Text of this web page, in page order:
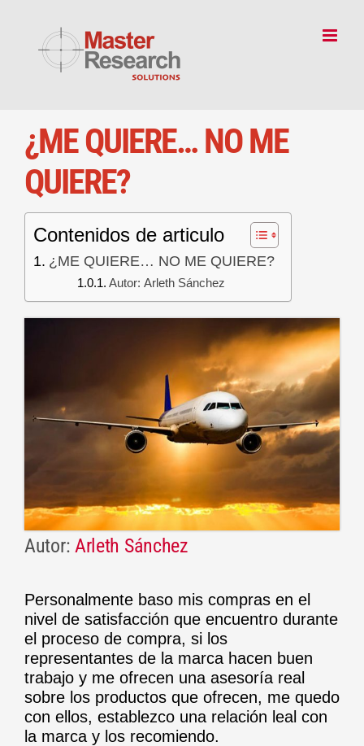
content
¿ME QUIERE… NO ME
QUIERE?
Contenidos de articulo
¿ME QUIERE… NO ME QUIERE?
Autor: Arleth Sánchez
Autor: Arleth Sánchez
Personalmente baso mis compras en el
nivel de satisfacción que encuentro durante
el proceso de compra, si los
representantes de la marca hacen buen
trabajo y me ofrecen una asesoría real
sobre los productos que ofrecen, me quedo
con ellos, establezco una relación leal con
la marca y los recomiendo.